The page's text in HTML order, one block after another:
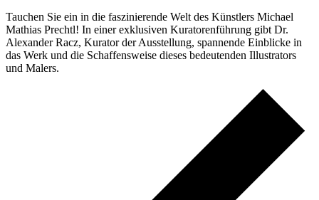
Tauchen Sie ein in die faszinierende Welt des Künstlers Michael
Mathias Prechtl! In einer exklusiven Kuratorenführung gibt Dr.
Alexander Racz, Kurator der Ausstellung, spannende Einblicke in
das Werk und die Schaffensweise dieses bedeutenden Illustrators
und Malers.